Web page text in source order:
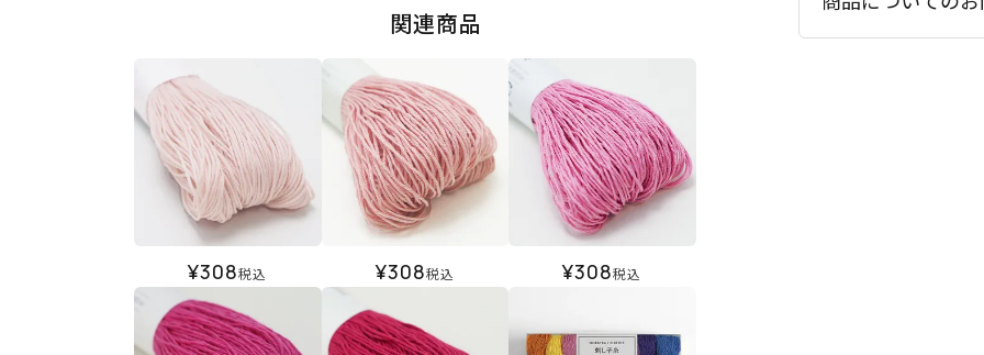
関連商品
¥308税込 ¥308税込 ¥308税込